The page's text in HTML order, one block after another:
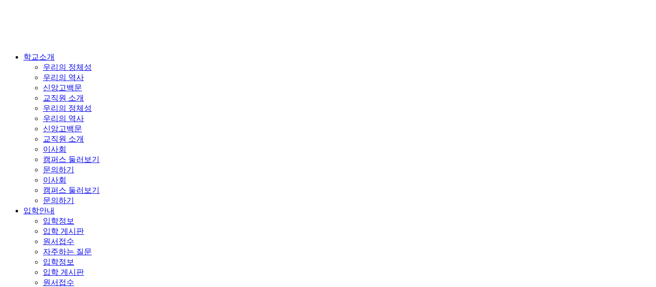
학교소개
우리의 정체성
우리의 역사
신앙고백문
교직원 소개
우리의 정체성
우리의 역사
신앙고백문
교직원 소개
이사회
캠퍼스 둘러보기
문의하기
이사회
캠퍼스 둘러보기
문의하기
입학안내
입학정보
입학 게시판
원서접수
자주하는 질문
입학정보
입학 게시판
원서접수